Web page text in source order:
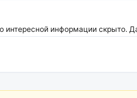
интересной информации скрыто.